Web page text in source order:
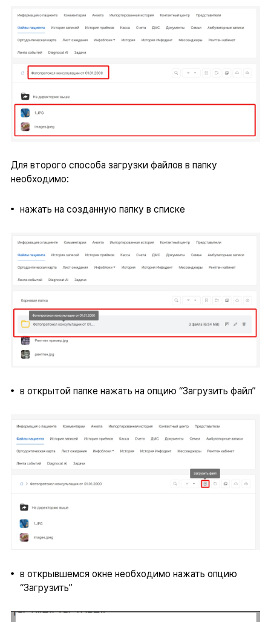
Для второго способа загрузки файлов в папку
необходимо:
нажать на созданную папку в списке
в открытой папке нажать на опцию “Загрузить файл”
в открывшемся окне необходимо нажать опцию
“Загрузить”